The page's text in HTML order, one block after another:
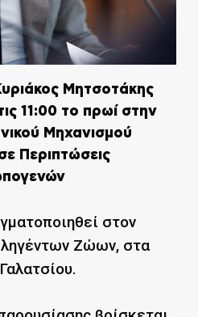
Μητσοτάκης
11:00 το πρωί στην
Μηχανισμού
Περιπτώσεις
στον
Ζώων, στα